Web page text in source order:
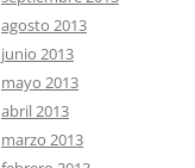
agosto 2013
junio 2013
mayo 2013
abril 2013
marzo 2013